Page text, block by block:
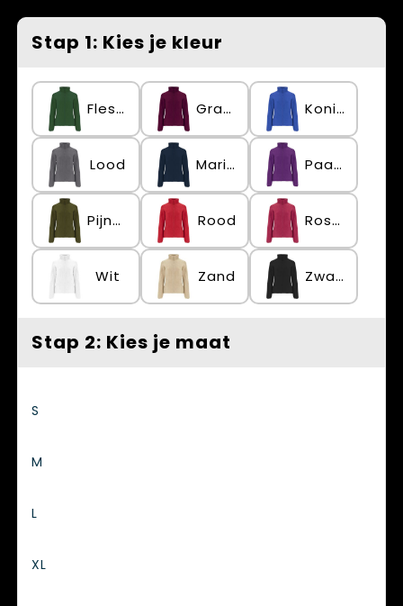
Themapakketten
Veiligheid, Auto en Fiets
Waterflesjes
Bedrijfskleding
Stap 1: Kies je kleur
Flessengroen Granaat Koningsblauw
Lood Marineblauw Paars
Pijnboomgroen Rood Rosette
Wit Zand Zwart
Stap 2: Kies je maat
S
M
L
XL